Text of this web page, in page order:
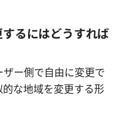
るにはどうすれば
ー側で自由に変更で
な地域を変更する形